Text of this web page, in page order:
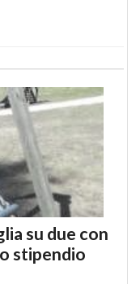
su due con
stipendio